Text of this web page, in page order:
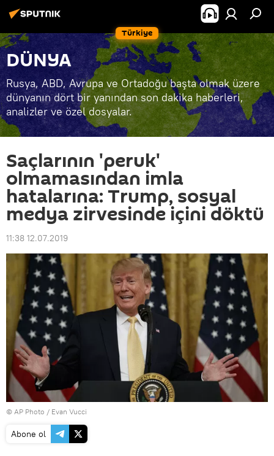
Türkiye
DÜNYA
Rusya, ABD, Avrupa ve Ortadoğu başta olmak üzere
dünyanın dört bir yanından son dakika haberleri,
analizler ve özel dosyalar.
Saçlarının 'peruk'
olmamasından imla
hatalarına: Trump, sosyal
medya zirvesinde içini döktü
11:38 12.07.2019
© AP Photo / Evan Vucci
Abone ol